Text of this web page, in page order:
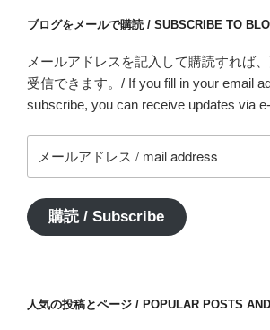
ブログをメールで購読 / SUBSCRIBE TO
メールアドレスを記入して購読すれば
受信できます。/ If you fill in your email
subscribe, you can receive updates via
ー
ア
ド
購読 / Subscribe
人気の投稿とページ / POPULAR POSTS